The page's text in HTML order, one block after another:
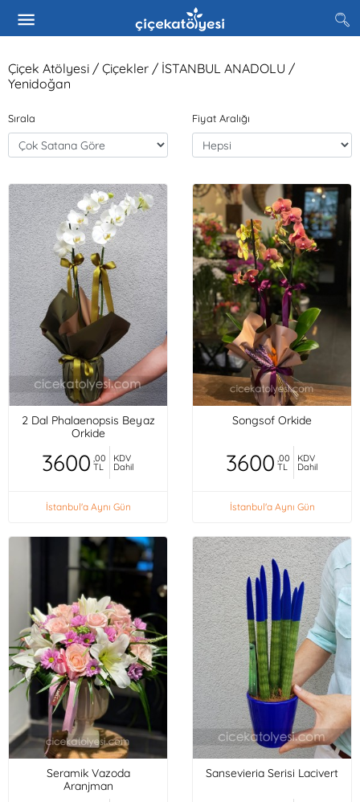
Çiçek Atölyesi / Çiçekler / İSTANBUL ANADOLU /
Yenidoğan
Sırala Fiyat Aralığı
2 Dal Phalaenopsis Beyaz
Orkide
3600 ,00
TL
KDV
Dahil
İstanbul'a Aynı Gün
Songsof Orkide
3600 ,00
TL
KDV
Dahil
İstanbul'a Aynı Gün
Seramik Vazoda
Aranjman
Sansevieria Serisi Lacivert